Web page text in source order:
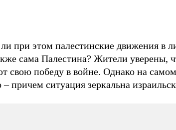
при этом палестинские движения в
сама Палестина? Жители уверены,
свою победу в войне. Однако на
– причем ситуация зеркальна